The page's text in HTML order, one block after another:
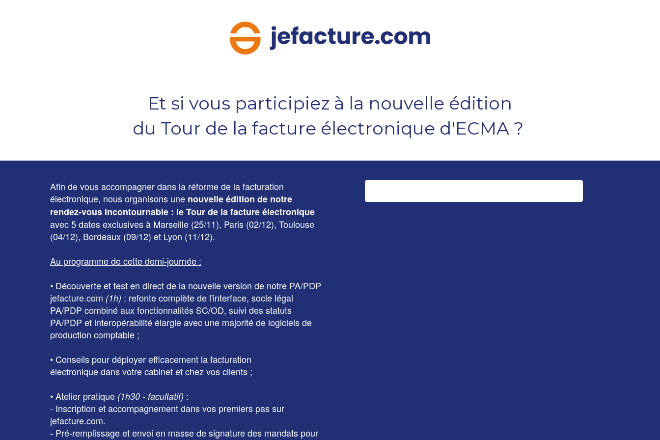
Et si vous participiez à la nouvelle édition
du Tour de la facture électronique d'ECMA ?
Afin de vous accompagner dans la réforme de la facturation
électronique, nous organisons une nouvelle édition de notre
rendez-vous incontournable : le Tour de la facture électronique
avec 5 dates exclusives à Marseille (25/11), Paris (02/12), Toulouse
(04/12), Bordeaux (09/12) et Lyon (11/12).
Au programme de cette demi-journée :
• Découverte et test en direct de la nouvelle version de notre PA/PDP
jefacture.com (1h) : refonte complète de l'interface, socle légal
PA/PDP combiné aux fonctionnalités SC/OD, suivi des statuts
PA/PDP et interopérabilité élargie avec une majorité de logiciels de
production comptable ;
• Conseils pour déployer efficacement la facturation
électronique dans votre cabinet et chez vos clients ;
• Atelier pratique (1h30 - facultatif) :
- Inscription et accompagnement dans vos premiers pas sur
jefacture.com.
- Pré-remplissage et envoi en masse de signature des mandats pour